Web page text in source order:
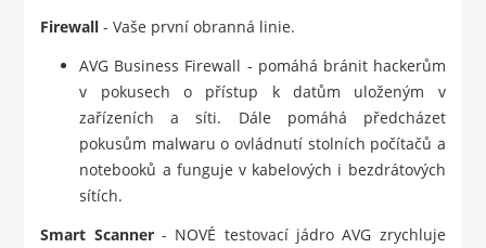
Firewall - Vaše první obranná linie.
AVG Business Firewall - pomáhá bránit hackerům
v pokusech o přístup k datům uloženým v
zařízeních a síti. Dále pomáhá předcházet
pokusům malwaru o ovládnutí stolních počítačů a
notebooků a funguje v kabelových i bezdrátových
sítích.
Smart Scanner- NOVÉ testovací jádro AVG zrychluje